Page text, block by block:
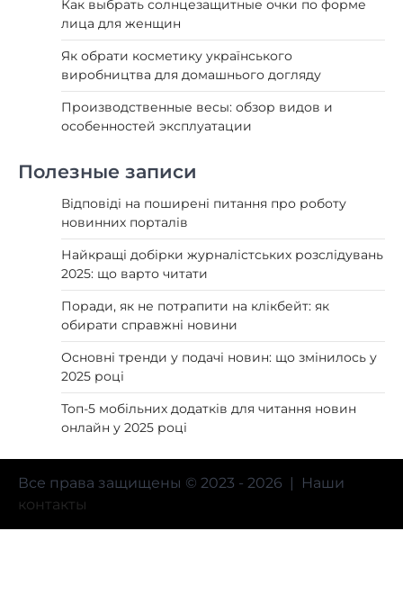
Как выбрать солнцезащитные очки по форме
лица для женщин
Як обрати косметику українського
виробництва для домашнього догляду
Производственные весы: обзор видов и
особенностей эксплуатации
Полезные записи
Відповіді на поширені питання про роботу
новинних порталів
Найкращі добірки журналістських розслідувань
2025: що варто читати
Поради, як не потрапити на клікбейт: як
обирати справжні новини
Основні тренди у подачі новин: що змінилось у
2025 році
Топ-5 мобільних додатків для читання новин
онлайн у 2025 році
Все права защищены © 2023 - 2026 | Наши
контакты